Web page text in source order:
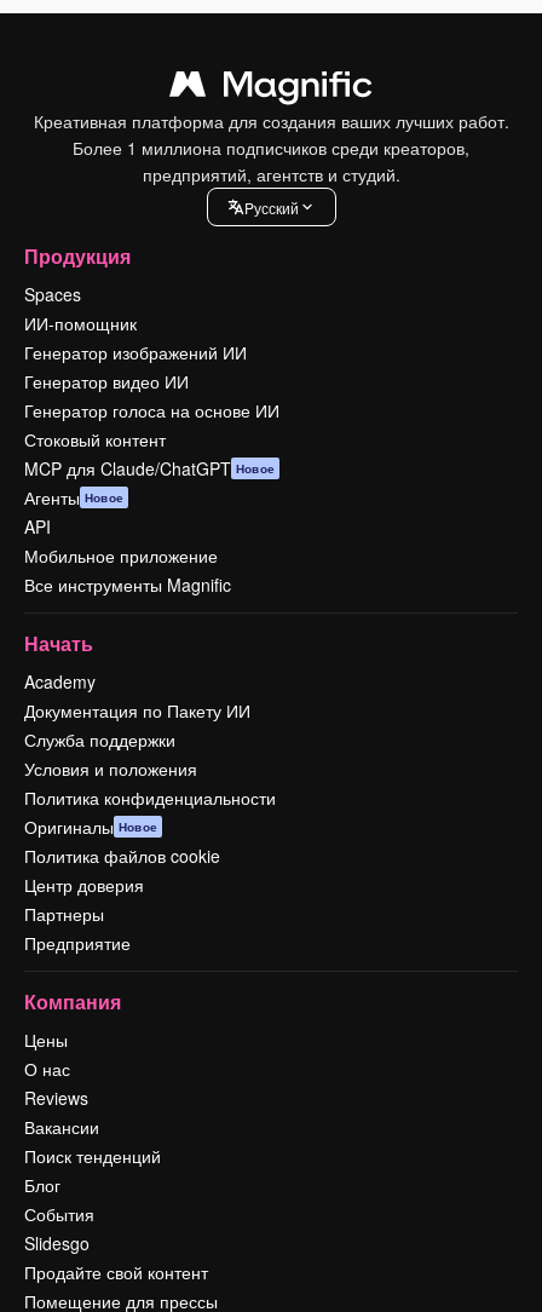
Креативная платформа для создания ваших лучших работ.
Более 1 миллиона подписчиков среди креаторов,
предприятий, агентств и студий.
Pусский
Продукция
Spaces
ИИ-помощник
Генератор изображений ИИ
Генератор видео ИИ
Генератор голоса на основе ИИ
Стоковый контент
MCP для Claude/ChatGPT Новое
Агенты Новое
API
Мобильное приложение
Все инструменты Magnific
Начать
Academy
Документация по Пакету ИИ
Служба поддержки
Условия и положения
Политика конфиденциальности
Оригиналы Новое
Политика файлов cookie
Центр доверия
Партнеры
Предприятие
Компания
Цены
О нас
Reviews
Вакансии
Поиск тенденций
Блог
События
Slidesgo
Продайте свой контент
Помещение для прессы